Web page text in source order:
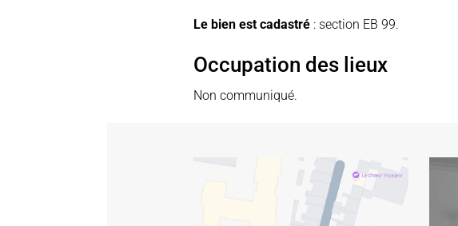
Le bien est cadastré: section EB 99.
Occupation des lieux
Non communiqué.